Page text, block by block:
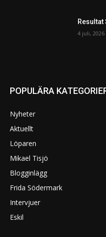
4 juli, 2026
POPULÄRA
Nyheter
Aktuellt
Löparen
Mikael Tisjö
Blogginlägg
Frida Södermark
Intervjuer
Eskil